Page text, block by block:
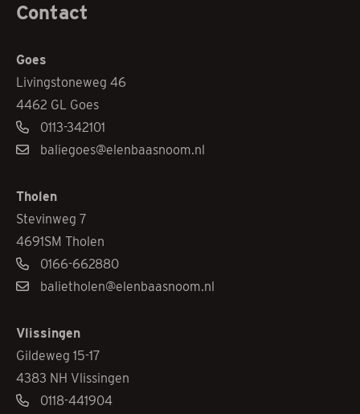
Contact
Goes
Livingstoneweg 46
4462 GL Goes
0113-342101
baliegoes@elenbaasnoom.nl
Tholen
Stevinweg 7
4691SM Tholen
0166-662880
balietholen@elenbaasnoom.nl
Vlissingen
Gildeweg 15-17
4383 NH Vlissingen
0118-441904